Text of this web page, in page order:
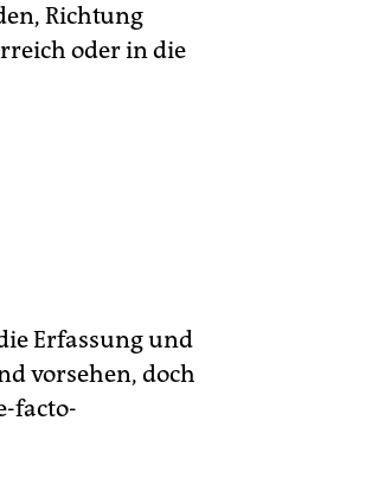
Richtung
oder in die
Erfassung und
vorsehen, doch
facto-